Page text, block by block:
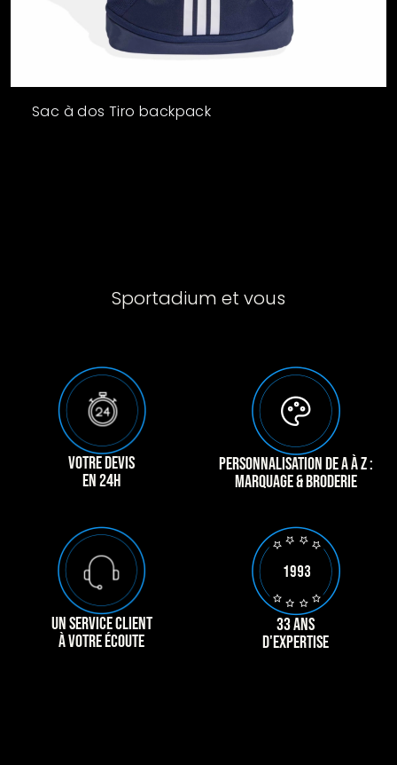
Sac à dos Tiro backpack
Sportadium et vous
VOTRE DEVIS
EN 24H
PERSONNALISATION DE A À Z :
MARQUAGE & BRODERIE
UN SERVICE CLIENT
À VOTRE ÉCOUTE
33 ANS
D'EXPERTISE